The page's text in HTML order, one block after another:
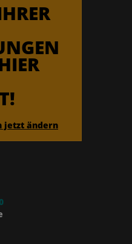
jetzt ändern